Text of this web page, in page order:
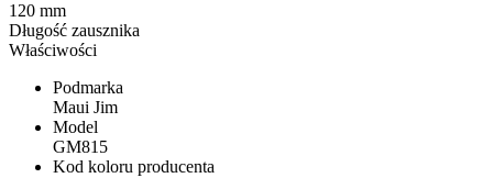
Właściwości
Podmarka
Maui Jim
Model
GM815
Kod koloru producenta
120 mm
Długość zausznika